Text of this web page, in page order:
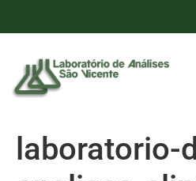
laboratorio-